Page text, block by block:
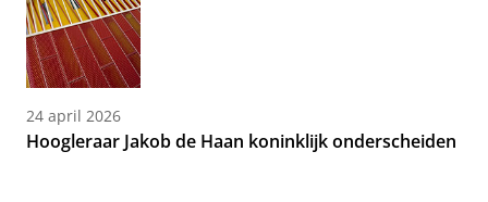
24 april 2026
Hoogleraar Jakob de Haan koninklijk onderscheiden